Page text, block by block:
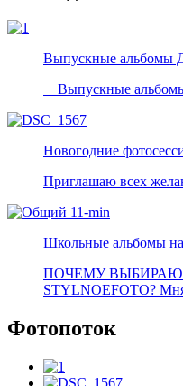
Выпускные альбомы
Выпускные альбомы
Новогодние
Приглашаю всех
Школьные альбомы
ПОЧЕМУ
STYLNOEFOTO?
Фотопоток